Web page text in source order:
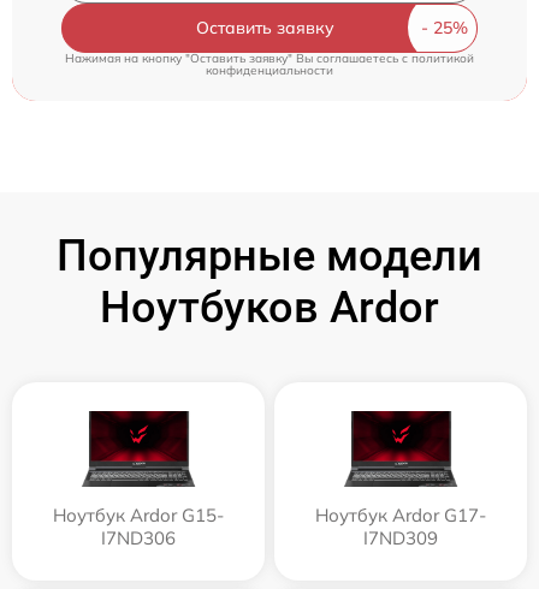
Оставить заявку
Нажимая на кнопку "Оставить заявку" Вы соглашаетесь cполитикой
конфиденциальности
Популярные модели
Ноутбуков Ardor
Ноутбук Ardor G15-
I7ND306
Ноутбук Ardor G17-
I7ND309